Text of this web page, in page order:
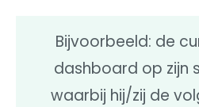
Bijvoorbeeld: de
dashboard op zijn
waarbij hij/zij de